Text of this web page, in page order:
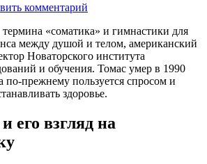
комментарий
«соматика» и гимнастики для
между душой и телом, американский
Новаторского института
и обучения. Томас умер в 1990
по-прежнему пользуется спросом и
здоровье.
его взгляд на